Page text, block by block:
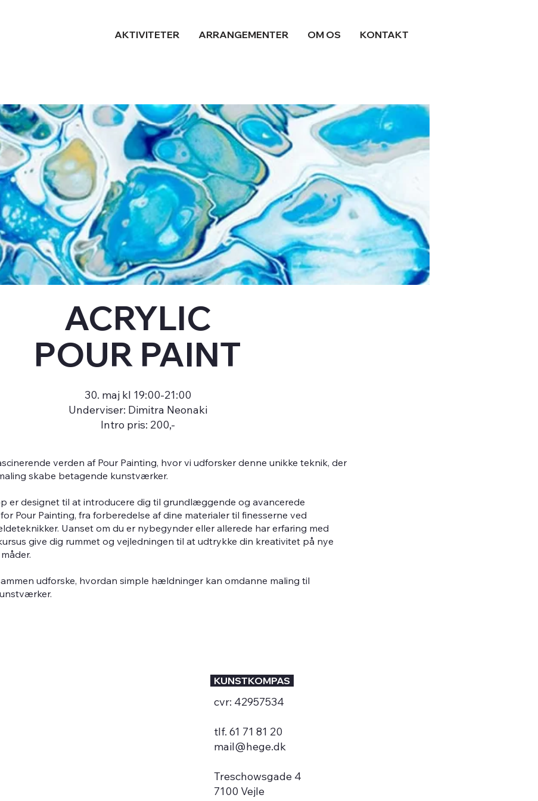
AKTIVITETER ARRANGEMENTER OM OS KONTAKT
ACRYLIC
POUR PAINT
30. maj kl 19:00-21:00
Underviser: Dimitra Neonaki
Intro pris: 200,-
verden af Pour Painting, hvor vi udforsker denne unikke teknik, der
skabe betagende kunstværker.
er designet til at introducere dig til grundlæggende og avancerede
Pour Painting, fra forberedelse af dine materialer til finesserne ved
Uanset om du er nybegynder eller allerede har erfaring med
give dig rummet og vejledningen til at udtrykke din kreativitet på nye
udforske, hvordan simple hældninger kan omdanne maling til
KUNSTKOMPAS
cvr: 42957534
tlf. 61 71 81 20
mail@hege.dk
Treschowsgade 4
7100 Vejle